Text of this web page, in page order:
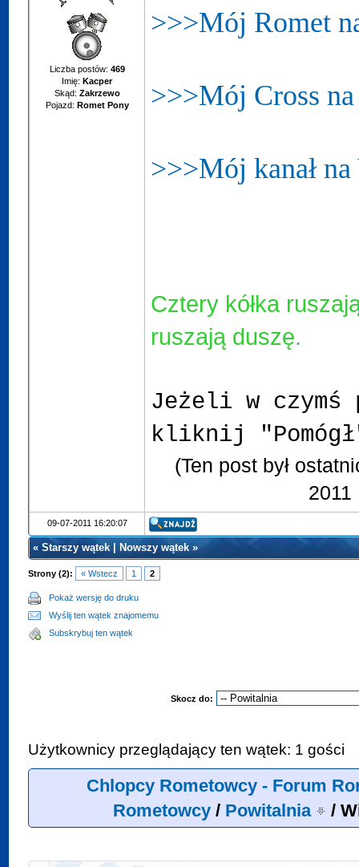
Liczba postów: 469
Imię: Kacper
Skąd: Zakrzewo
Pojazd: Romet Pony
>>>Mój Romet
>>>Mój Cross
>>>Mój kanał
Cztery kółka
ruszają duszę.
Jeżeli w czymś
kliknij
(Ten post był
09-07-2011 16:20:07
«Starszy wątek Nowszy wątek»
Strony (2): « Wstecz 1 2
Pokaż wersję do druku
Wyślij ten wątek znajomemu
Subskrybuj ten wątek
Skocz do:
Użytkownicy przeglądający ten wątek: 1 gości
Chlopcy Rometowcy - Forum
Rometowcy/ Powitalnia /